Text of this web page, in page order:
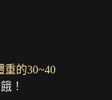
重的30~40
！